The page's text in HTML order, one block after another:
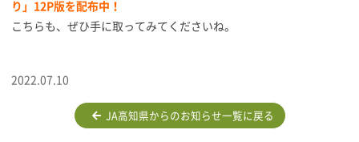
り」12P版を配布中！
こちらも、ぜひ手に取ってみてくださいね。
2022.07.10
JA高知県からのお知らせ一覧に戻る